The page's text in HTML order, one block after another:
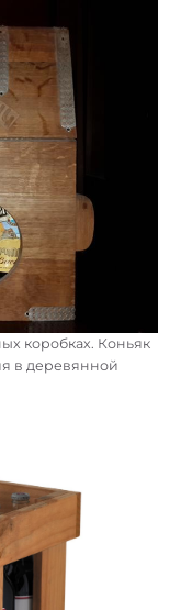
коробках. Коньяк
в деревянной